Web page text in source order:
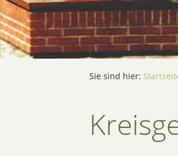
Sie sind hier: